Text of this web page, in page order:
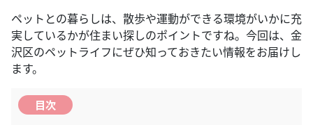
ペットとの暮らしは、散歩や運動ができる環境がいかに充
実しているかが住まい探しのポイントですね。今回は、金
沢区のペットライフにぜひ知っておきたい情報をお届けし
ます。
目次